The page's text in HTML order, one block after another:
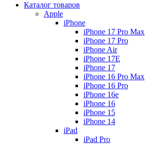
Каталог товаров
Apple
iPhone
iPhone 17 Pro Max
iPhone 17 Pro
iPhone Air
iPhone 17E
iPhone 17
iPhone 16 Pro Max
iPhone 16 Pro
iPhone 16e
iPhone 16
iPhone 15
iPhone 14
iPad
iPad Pro